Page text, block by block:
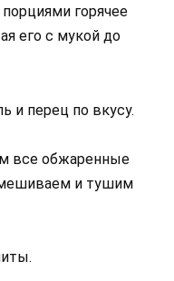
горячее
его с мукой до
и перец по вкусу.
все обжаренные
и тушим